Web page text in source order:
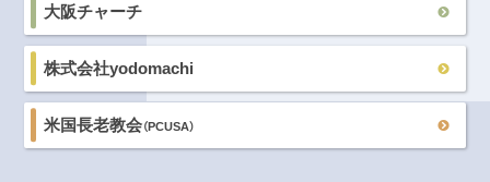
大阪チャーチ
株式会社yodomachi
米国長老教会（PCUSA）